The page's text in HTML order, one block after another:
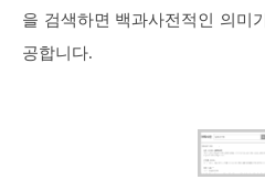
을 검색하면 백과사전적인 의미
공합니다.